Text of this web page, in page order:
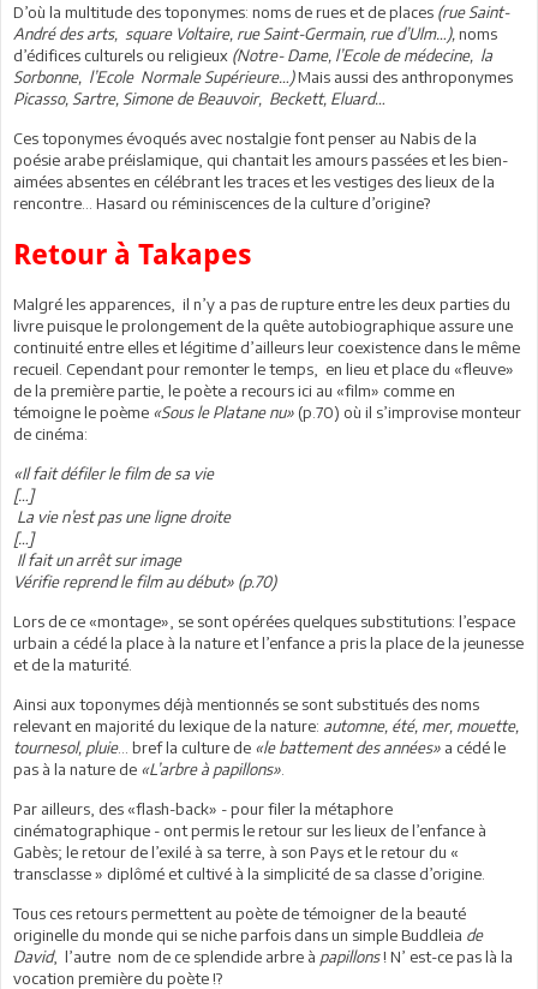
D’où la multitude des toponymes: noms de rues et de places (rue Saint-
André des arts, square Voltaire, rue Saint-Germain, rue d’Ulm…), noms
d’édifices culturels ou religieux (Notre- Dame, l’Ecole de médecine, la
Sorbonne, l’Ecole Normale Supérieure…)Mais aussi des anthroponymes
Picasso, Sartre, Simone de Beauvoir, Beckett, Eluard…
Ces toponymes évoqués avec nostalgie font penser au Nabis de la
poésie arabe préislamique, qui chantait les amours passées et les bien-
aimées absentes en célébrant les traces et les vestiges des lieux de la
rencontre… Hasard ou réminiscences de la culture d’origine?
Retour à Takapes
Malgré les apparences, il n’y a pas de rupture entre les deux parties du
livre puisque le prolongement de la quête autobiographique assure une
continuité entre elles et légitime d’ailleurs leur coexistence dans le même
recueil. Cependant pour remonter le temps, en lieu et place du «fleuve»
de la première partie, le poète a recours ici au «film» comme en
témoigne le poème «Sous le Platane nu» (p.70) où il s’improvise monteur
de cinéma:
«Il fait défiler le film de sa vie
[…]
La vie n’est pas une ligne droite
[…]
Il fait un arrêt sur image
Vérifie reprend le film au début» (p.70)
Lors de ce «montage», se sont opérées quelques substitutions: l’espace
urbain a cédé la place à la nature et l’enfance a pris la place de la jeunesse
et de la maturité.
Ainsi aux toponymes déjà mentionnés se sont substitués des noms
relevant en majorité du lexique de la nature: automne, été, mer, mouette,
tournesol, pluie… bref la culture de «le battement des années» a cédé le
pas à la nature de «L’arbre à papillons»
Par ailleurs, des «flash-back» - pour filer la métaphore
cinématographique - ont permis le retour sur les lieux de l’enfance à
Gabès; le retour de l’exilé à sa terre, à son Pays et le retour du «
transclasse » diplômé et cultivé à la simplicité de sa classe d’origine.
Tous ces retours permettent au poète de témoigner de la beauté
originelle du monde qui se niche parfois dans un simple Buddleia de
David, l’autre nom de ce splendide arbre à papillons! N’ est-ce pas là la
vocation première du poète !?